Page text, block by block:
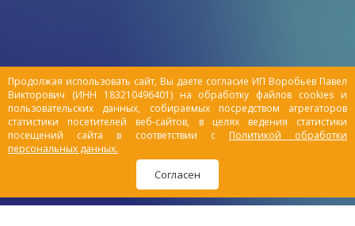
Продолжая использовать сайт, Вы даете согласие ИП Воробьев Павел
Викторович (ИНН 183210496401) на обработку файлов cookies и
пользовательских данных, собираемых посредством агрегаторов
статистики посетителей веб-сайтов, в целях ведения статистики
посещений сайта в соответствии с Политикой обработки
персональных данных.
Согласен